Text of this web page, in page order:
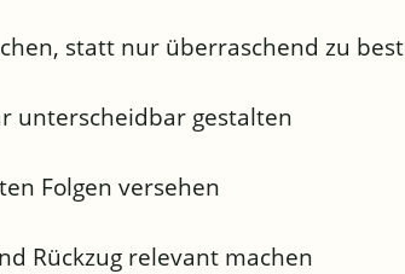
statt nur überraschend zu
unterscheidbar gestalten
Folgen versehen
Rückzug relevant machen